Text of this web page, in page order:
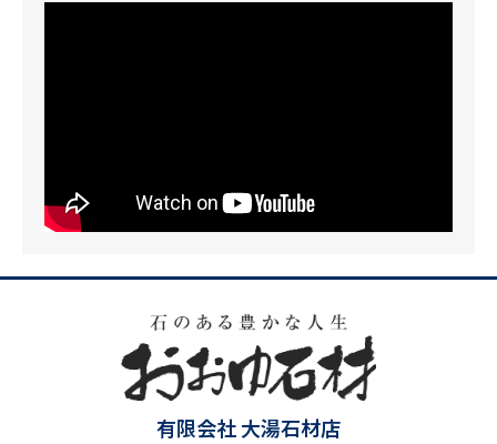
有限会社 大湯石材店